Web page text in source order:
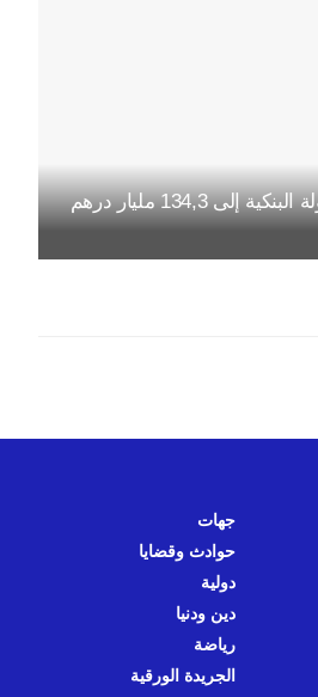
إلى 134,3 مليار درهم
جهات
حوادث وقضايا
دولية
دين ودنيا
رياضة
الجريدة الورقية